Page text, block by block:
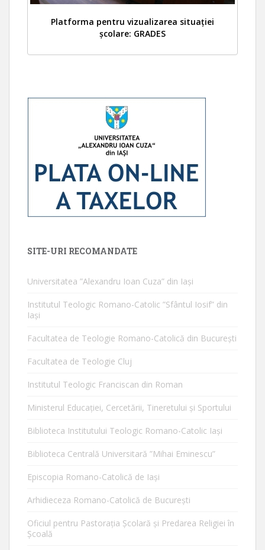
Platforma pentru vizualizarea situației
școlare: GRADES
SITE-URI RECOMANDATE
Universitatea ”Alexandru Ioan Cuza” din Iaşi
Institutul Teologic Romano-Catolic ”Sfântul Iosif” din
Iaşi
Facultatea de Teologie Romano-Catolică din Bucureşti
Facultatea de Teologie Cluj
Institutul Teologic Franciscan din Roman
Ministerul Educaţiei, Cercetării, Tineretului şi Sportului
Biblioteca Institutului Teologic Romano-Catolic Iaşi
Biblioteca Centrală Universitară ”Mihai Eminescu”
Episcopia Romano-Catolică de Iaşi
Arhidieceza Romano-Catolică de Bucureşti
Oficiul pentru Pastorația Școlară și Predarea Religiei în
Școală